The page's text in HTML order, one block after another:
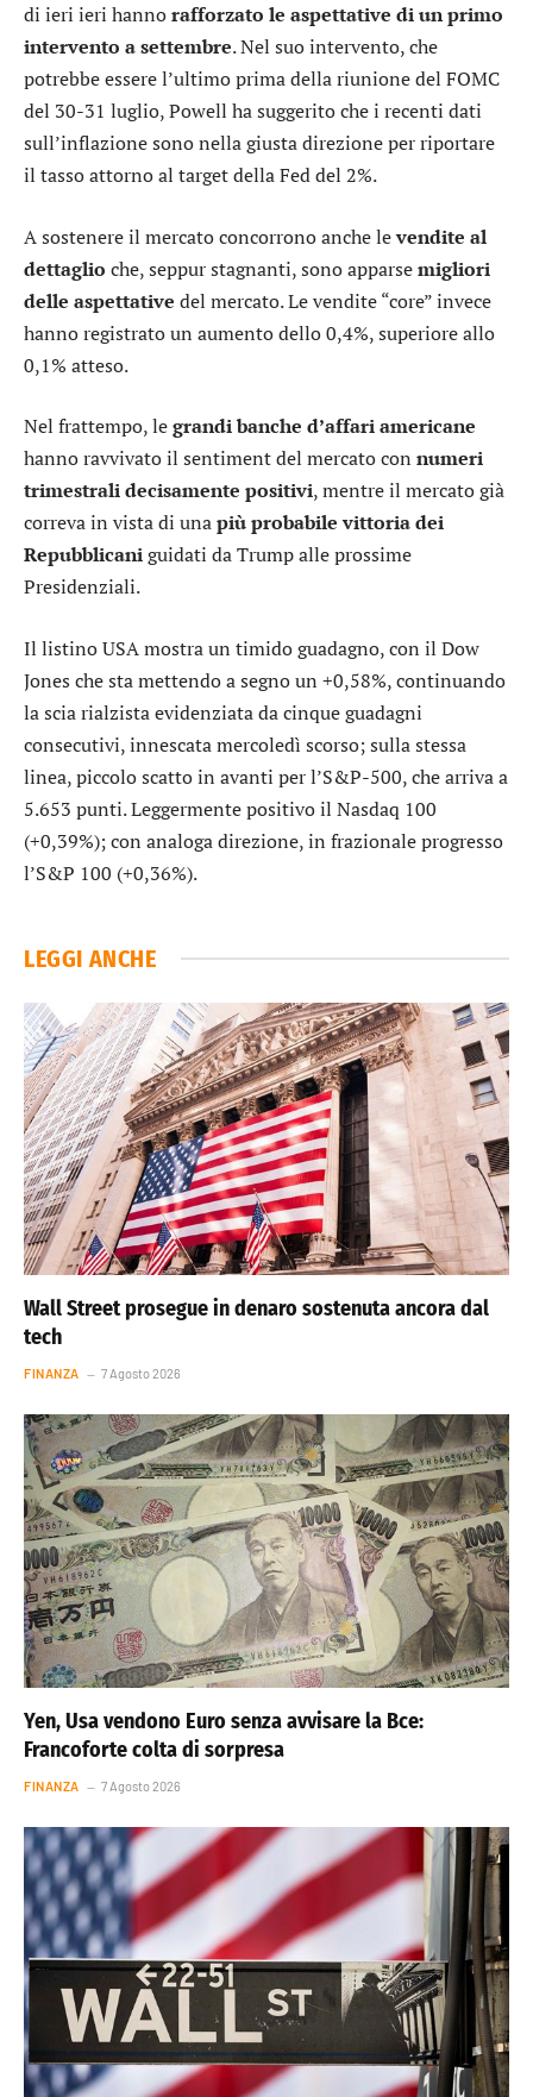
di ieri ieri hannorafforzato le aspettative di un primo
intervento a settembre. Nel suo intervento, che
potrebbe essere l’ultimo prima della riunione del FOMC
del 30-31 luglio, Powell ha suggerito che i recenti dati
sull’inflazione sono nella giusta direzione per riportare
il tasso attorno al target della Fed del 2%.
A sostenere il mercato concorrono anche levendite al
dettaglio che, seppur stagnanti, sono apparsemigliori
delle aspettative del mercato. Le vendite “core” invece
hanno registrato un aumento dello 0,4%, superiore allo
0,1% atteso.
Nel frattempo, legrandi banche d’affari americane
hanno ravvivato il sentiment del mercato con numeri
trimestrali decisamente positivi, mentre il mercato già
correva in vista di unapiù probabile vittoria dei
Repubblicaniguidati da Trump alle prossime
Presidenziali.
Il listino USA mostra un timido guadagno, con il Dow
Jones che sta mettendo a segno un +0,58%, continuando
la scia rialzista evidenziata da cinque guadagni
consecutivi, innescata mercoledì scorso; sulla stessa
linea, piccolo scatto in avanti per l’S&P-500, che arriva a
5.653 punti. Leggermente positivo il Nasdaq 100
(+0,39%); con analoga direzione, in frazionale progresso
l’S&P 100 (+0,36%).
LEGGI ANCHE
Wall Street prosegue in denaro sostenuta ancora dal
tech
FINANZA 7 Agosto 2026
Yen, Usa vendono Euro senza avvisare la Bce:
Francoforte colta di sorpresa
FINANZA 7 Agosto 2026